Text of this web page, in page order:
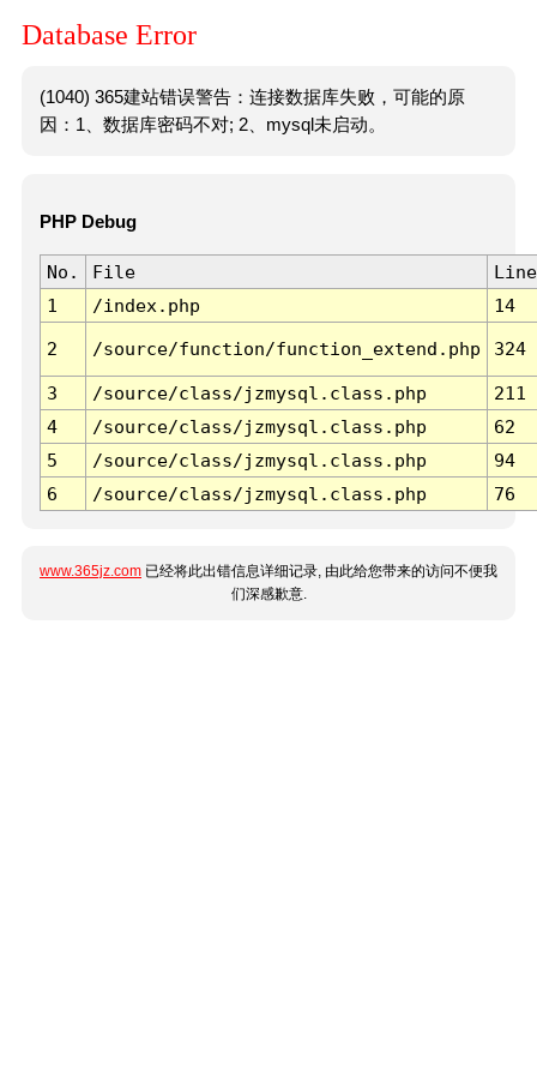
Database Error
(1040) 365建站错误警告：连接数据库失败，可能的原
因：1、数据库密码不对; 2、mysql未启动。
PHP Debug
No. File
Line
1
/index.php 14
2 /source/function/function_extend.php 324
3 /source/class/jzmysql.class.php
211
4
/source/class/jzmysql.class.php
62
5
/source/class/jzmysql.class.php
94
6
/source/class/jzmysql.class.php 76
www.365jz.com 已经将此出错信息详细记录, 由此给您带来的访问不便我
们深感歉意.